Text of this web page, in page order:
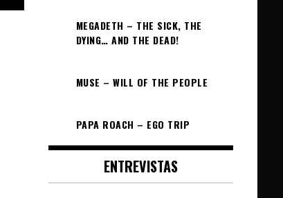
MEGADETH – THE SICK, THE
DYING… AND THE DEAD!
MUSE – WILL OF THE PEOPLE
PAPA ROACH – EGO TRIP
ENTREVISTAS